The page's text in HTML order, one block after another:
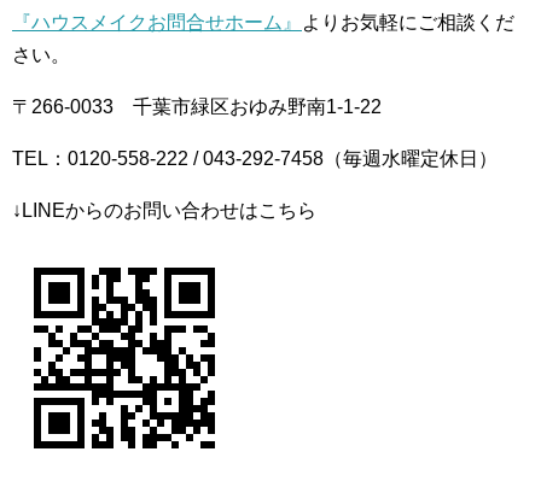
『ハウスメイクお問合せホーム』
よりお気軽にご相談くだ
さい。
〒266-0033 千葉市緑区おゆみ野南1-1-22
TEL：0120-558-222 / 043-292-7458（毎週水曜定休日）
↓LINEからのお問い合わせはこちら